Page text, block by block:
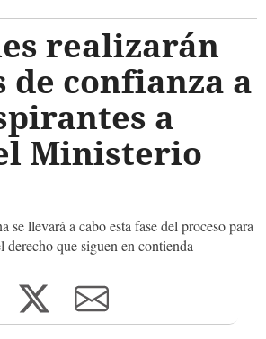
realizarán
de confianza a
a
Ministerio
se llevará a cabo esta fase del proceso para
derecho que siguen en contienda